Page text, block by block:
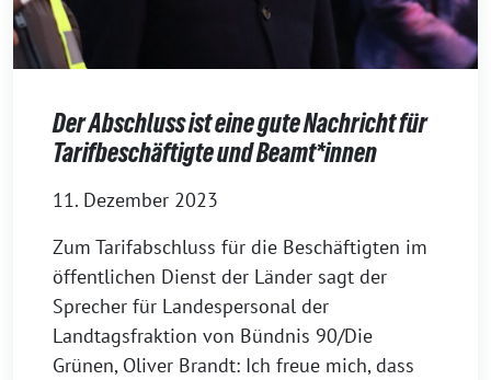
Der Abschluss ist eine gute Nachricht für
Tarifbeschäftigte und Beamt*innen
11. Dezember 2023
Zum Tarifabschluss für die Beschäftigten im
öffentlichen Dienst der Länder sagt der
Sprecher für Landespersonal der
Landtagsfraktion von Bündnis 90/Die
Grünen, Oliver Brandt: Ich freue mich, dass